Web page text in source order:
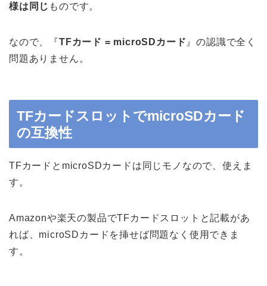
様は同じ ものです。
なので、『TFカード = microSDカード 』の認識で全く
問題ありません。
TFカードスロットでmicroSDカード
の互換性
TFカードとmicroSDカードは同じモノなので、使えま
す。
Amazonや楽天の製品でTFカードスロットと記載があ
れば、microSDカードを挿せば問題なく使用できま
す。